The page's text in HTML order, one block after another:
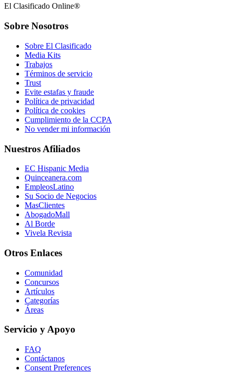
El Clasificado Online®
Sobre Nosotros
Sobre El Clasificado
Media Kits
Trabajos
Términos de servicio
Trust
Evite estafas y fraude
Política de privacidad
Política de cookies
Cumplimiento de la CCPA
No vender mi información
Nuestros Afiliados
EC Hispanic Media
Quinceanera.com
EmpleosLatino
Su Socio de Negocios
MasClientes
AbogadoMall
Al Borde
Vivela Revista
Otros Enlaces
Comunidad
Concursos
Artículos
Categorías
Áreas
Servicio y Apoyo
FAQ
Contáctanos
Consent Preferences